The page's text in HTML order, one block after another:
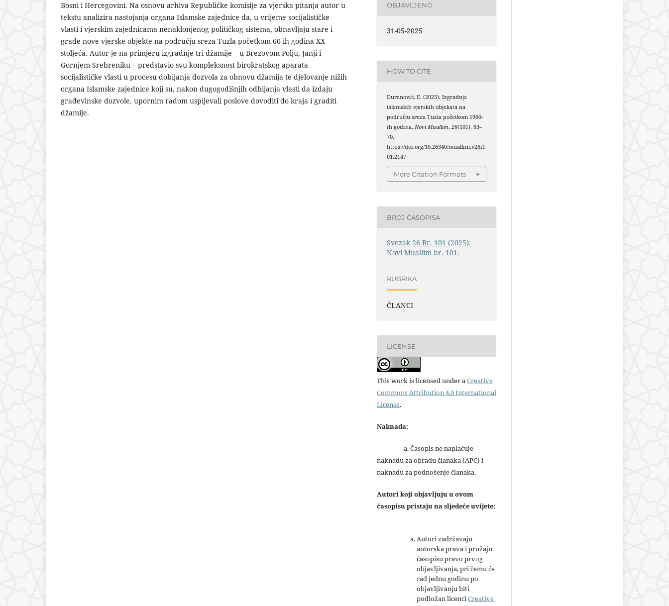
Bosni i Hercegovini. Na osnovu arhiva Republičke komisije za vjerska pitanja autor u
tekstu analizira nastojanja organa Islamske zajednice da, u vrijeme socijalističke
vlasti i vjerskim zajednicama nenaklonjenog političkog sistema, obnavljaju stare i
grade nove vjerske objekte na području sreza Tuzla početkom 60-ih godina XX
stoljeća. Autor je na primjeru izgradnje tri džamije – u Brezovom Polju, Janji i
Gornjem Srebreniku – predstavio svu kompleksnost birokratskog aparata
socijalističke vlasti u procesu dobijanja dozvola za obnovu džamija te djelovanje nižih
organa Islamske zajednice koji su, nakon dugogodišnjih odbijanja vlasti da izdaju
građevinske dozvole, upornim radom uspijevali poslove dovoditi do kraja i graditi
džamije.
OBJAVLJENO
31-05-2025
HOW TO CITE
Duranović, E. (2025). Izgradnja
islamskih vjerskih objekata na
području sreza Tuzla početkom 1960-
ih godina.Novi Muallim,26(101), 63–
70.
https://doi.org/10.26340/muallim.v26i1
01.2147
More Citation Formats
BROJ ČASOPISA
Svezak 26 Br. 101 (2025):
Novi Muallim br. 101.
RUBRIKA
ČLANCI
LICENSE
This work is licensed under aCreative
Commons Attribution 4.0 International
License.
Naknada:
a. Časopis ne naplaćuje
naknadu za obradu članaka (APC) i
naknadu za podnošenje članaka.
Autori koji objavljuju u ovom
časopisu pristaju na sljedeće uvijete:
Autori zadržavaju
autorska prava i pružaju
časopisu pravo prvog
objavljivanja, pri čemu će
rad jednu godinu po
objavljivanju biti
podložan licenciCreative